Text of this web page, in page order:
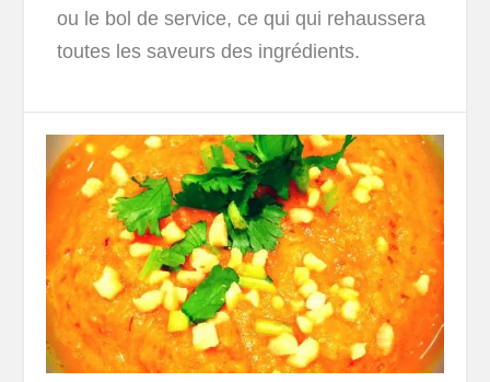
ou le bol de service, ce qui qui rehaussera
toutes les saveurs des ingrédients.